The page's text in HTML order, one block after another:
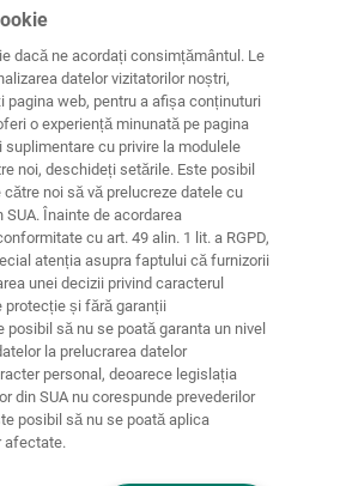
56746
de Informaţii
juridice
Protecţia
datelor
Directive
privind cookie-
urile Conectare
Declarație
privind
accesibilitatea
Setări cookie-uri
dacă ne acordați consimțământul. Le
datelor vizitatorilor noștri,
pagina web, pentru a afișa conținuturi
o experiență minunată pe pagina
cu privire la modulele
noi, deschideți setările. Este posibil
noi să vă prelucreze datele cu
Înainte de acordarea
cu art. 49 alin. 1 lit. a RGPD,
atenția asupra faptului că furnizorii
unei decizii privind caracterul
protecție și fără garanții
posibil să nu se poată garanta un nivel
la prelucrarea datelor
personal, deoarece legislația
din SUA nu corespunde prevederilor
posibil să nu se poată aplica
afectate.